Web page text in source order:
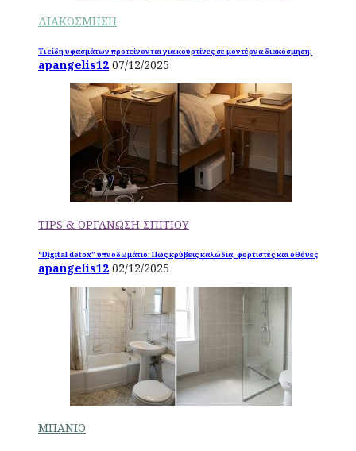
ΔΙΑΚΟΣΜΗΣΗ
Τι είδη υφασμάτων προτείνονται για κουρτίνες σε μοντέρνα διακόσμηση;
apangelis12 07/12/2025
TIPS & ΟΡΓΑΝΩΣΗ ΣΠΙΤΙΟΥ
“Digital detox” υπνοδωμάτιο: Πως κρύβεις καλώδια, φορτιστές και οθόνες
apangelis12 02/12/2025
ΜΠΑΝΙΟ